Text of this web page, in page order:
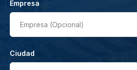
Empresa
Empresa (Opcional)
Ciudad